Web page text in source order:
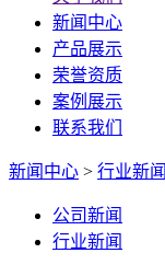
新闻中心
产品展示
荣誉资质
案例展示
联系我们
新闻中心 > 行业新闻
公司新闻
行业新闻